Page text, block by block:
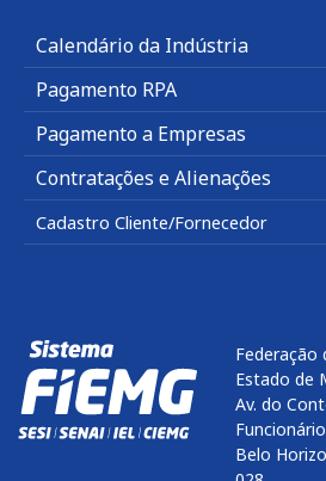
Calendário da Indústria
Pagamento RPA
Pagamento a Empresas
Contratações e Alienações
Cadastro Cliente/Fornecedor
Federação
Estado de
Av. do
Belo